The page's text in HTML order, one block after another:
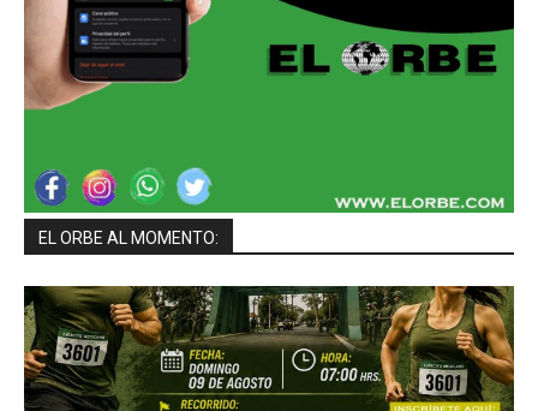
EL ORBE AL MOMENTO: